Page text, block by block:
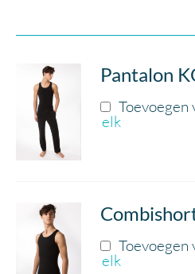
Pantalon
Toevoegen
elk
Toevoegen
elk